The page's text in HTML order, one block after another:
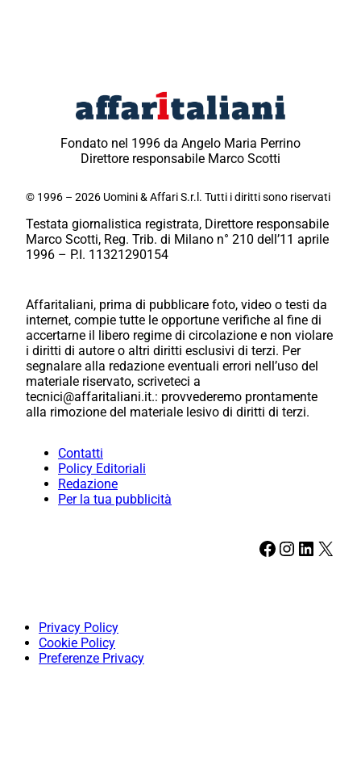
Fondato nel 1996 da Angelo Maria Perrino
Direttore responsabile Marco Scotti
© 1996 – 2026 Uomini & Affari S.r.l. Tutti i diritti sono riservati
Testata giornalistica registrata, Direttore responsabile
Marco Scotti, Reg. Trib. di Milano n° 210 dell’11 aprile
1996 – P.I. 11321290154
Affaritaliani, prima di pubblicare foto, video o testi da
internet, compie tutte le opportune verifiche al fine di
accertarne il libero regime di circolazione e non violare
i diritti di autore o altri diritti esclusivi di terzi. Per
segnalare alla redazione eventuali errori nell’uso del
materiale riservato, scriveteci a
tecnici@affaritaliani.it.: provvederemo prontamente
alla rimozione del materiale lesivo di diritti di terzi.
Contatti
Policy Editoriali
Redazione
Per la tua pubblicità
Facebook Instagram LinkedIn X
Privacy Policy
Cookie Policy
Preferenze Privacy